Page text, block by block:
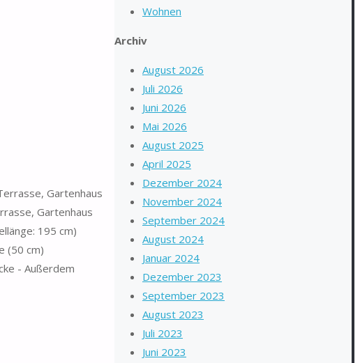
Gartenhaus
Gartenhaus
195 cm)
(50 cm)
- Außerdem
Wohnen
Archiv
August 2026
Juli 2026
Juni 2026
Mai 2026
August 2025
April 2025
Dezember 2024
November 2024
September 2024
August 2024
Januar 2024
Dezember 2023
September 2023
August 2023
Juli 2023
Juni 2023